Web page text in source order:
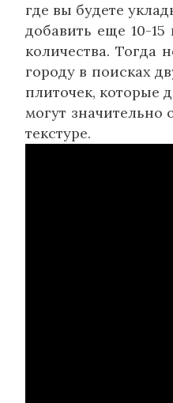
где вы будете
добавить еще 10-
количества. Тогда
городу в поисках
плиточек, которые
могут значительно
текстуре.